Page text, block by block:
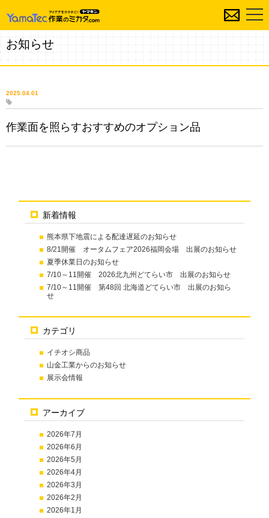
お知らせ
新着情報
熊本県下地震による配達遅延のお知らせ
8/21開催 オータムフェア2026福岡会場 出展のお知らせ
夏季休業日のお知らせ
7/10～11開催 2026北九州どてらい市 出展のお知らせ
7/10～11開催 第48回 北海道どてらい市 出展のお知ら
せ
カテゴリ
イチオシ商品
山金工業からのお知らせ
展示会情報
アーカイブ
2026年7月
2026年6月
2026年5月
2026年4月
2026年3月
2026年2月
2026年1月
2025.04.01
作業面を照らすおすすめのオプション品